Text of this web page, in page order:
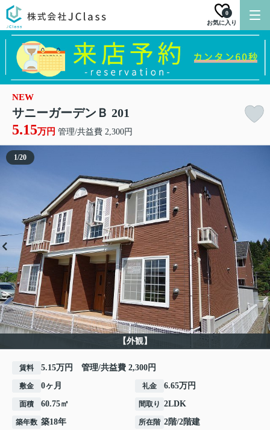
お気に入り
0
NEW
サニーガーデンＢ 201
5.15万円 管理/共益費 2,300円
【外観】
1/20
賃料 5.15万円 管理/共益費 2,300円
敷金 0ヶ月 礼金 6.65万円
面積 60.75㎡ 間取り 2LDK
築年数 築18年 所在階 2階/2階建